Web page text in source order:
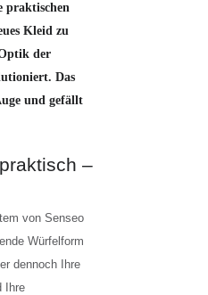
praktischen
Kleid zu
der
Das
und gefällt
–
von Senseo
Würfelform
dennoch Ihre
Ihre